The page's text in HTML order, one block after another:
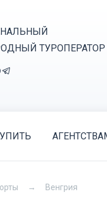
ТУРОПЕРАТОР
Венгрия